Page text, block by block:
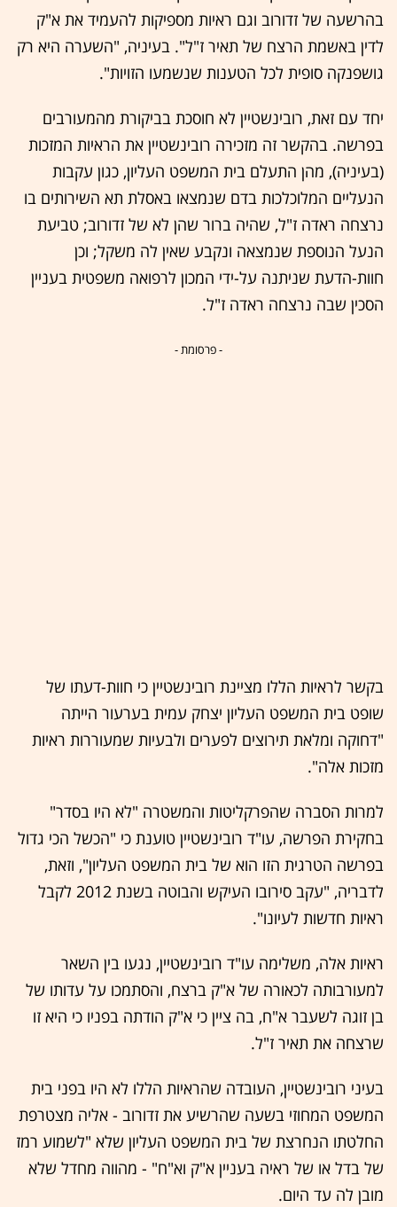
בהרשעה של זדורוב וגם ראיות מספיקות להעמיד את א"ק
לדין באשמת הרצח של תאיר ז"ל". בעיניה, "השערה היא רק
גושפנקה סופית לכל הטענות שנשמעו הזויות".
יחד עם זאת, רובינשטיין לא חוסכת בביקורת מהמעורבים
בפרשה. בהקשר זה מזכירה רובינשטיין את הראיות המזכות
(בעיניה), מהן התעלם בית המשפט העליון, כגון עקבות
הנעליים המלוכלכות בדם שנמצאו באסלת תא השירותים בו
נרצחה ראדה ז"ל, שהיה ברור שהן לא של זדורוב; טביעת
הנעל הנוספת שנמצאה ונקבע שאין לה משקל; וכן
חוות-הדעת שניתנה על-ידי המכון לרפואה משפטית בעניין
הסכין שבה נרצחה ראדה ז"ל.
- פרסומת -
בקשר לראיות הללו מציינת רובינשטיין כי חוות-דעתו של
שופט בית המשפט העליון יצחק עמית בערעור הייתה
"דחוקה ומלאת תירוצים לפערים ולבעיות שמעוררות ראיות
מזכות אלה".
למרות הסברה שהפרקליטות והמשטרה "לא היו בסדר"
בחקירת הפרשה, עו"ד רובינשטיין טוענת כי "הכשל הכי גדול
בפרשה הטרגית הזו הוא של בית המשפט העליון", וזאת,
לדבריה, "עקב סירובו העיקש והבוטה בשנת 2012 לקבל
ראיות חדשות לעיונו".
ראיות אלה, משלימה עו"ד רובינשטיין, נגעו בין השאר
למעורבותה לכאורה של א"ק ברצח, והסתמכו על עדותו של
בן זוגה לשעבר א"ח, בה ציין כי א"ק הודתה בפניו כי היא זו
שרצחה את תאיר ז"ל.
בעיני רובינשטיין, העובדה שהראיות הללו לא היו בפני בית
המשפט המחוזי בשעה שהרשיע את זדורוב - אליה מצטרפת
החלטתו הנחרצת של בית המשפט העליון שלא "לשמוע רמז
של בדל או של ראיה בעניין א"ק וא"ח" - מהווה מחדל שלא
מובן לה עד היום.